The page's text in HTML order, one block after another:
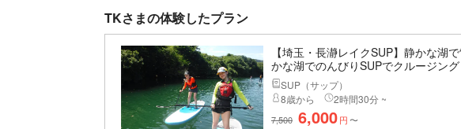
TKさまの体験したプラン
【埼玉・長瀞レイクSUP】静かな湖
かな湖でのんびりSUPでクルージン
SUP（サップ）
8歳から
2時間30分 ~
7,500 6,000円 〜